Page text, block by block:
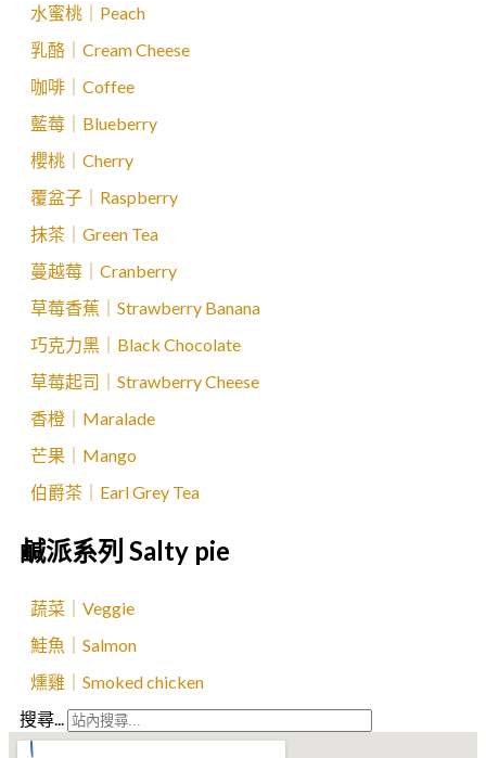
水蜜桃｜Peach
乳酪｜Cream Cheese
咖啡｜Coffee
藍莓｜Blueberry
櫻桃｜Cherry
覆盆子｜Raspberry
抹茶｜Green Tea
蔓越莓｜Cranberry
草莓香蕉｜Strawberry Banana
巧克力黑｜Black Chocolate
草莓起司｜Strawberry Cheese
香橙｜Maralade
芒果｜Mango
伯爵茶｜Earl Grey Tea
鹹派系列 Salty pie
蔬菜｜Veggie
鮭魚｜Salmon
燻雞｜Smoked chicken
搜尋...